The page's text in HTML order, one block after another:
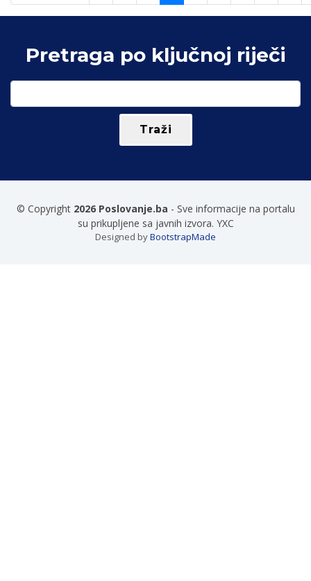
Pretraga po ključnoj riječi
© Copyright 2026 Poslovanje.ba - Sve informacije na portalu
su prikupljene sa javnih izvora. YXC
Designed byBootstrapMade